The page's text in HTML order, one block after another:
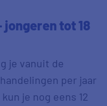
tot 18
je vanuit de
per jaar
je nog eens 12